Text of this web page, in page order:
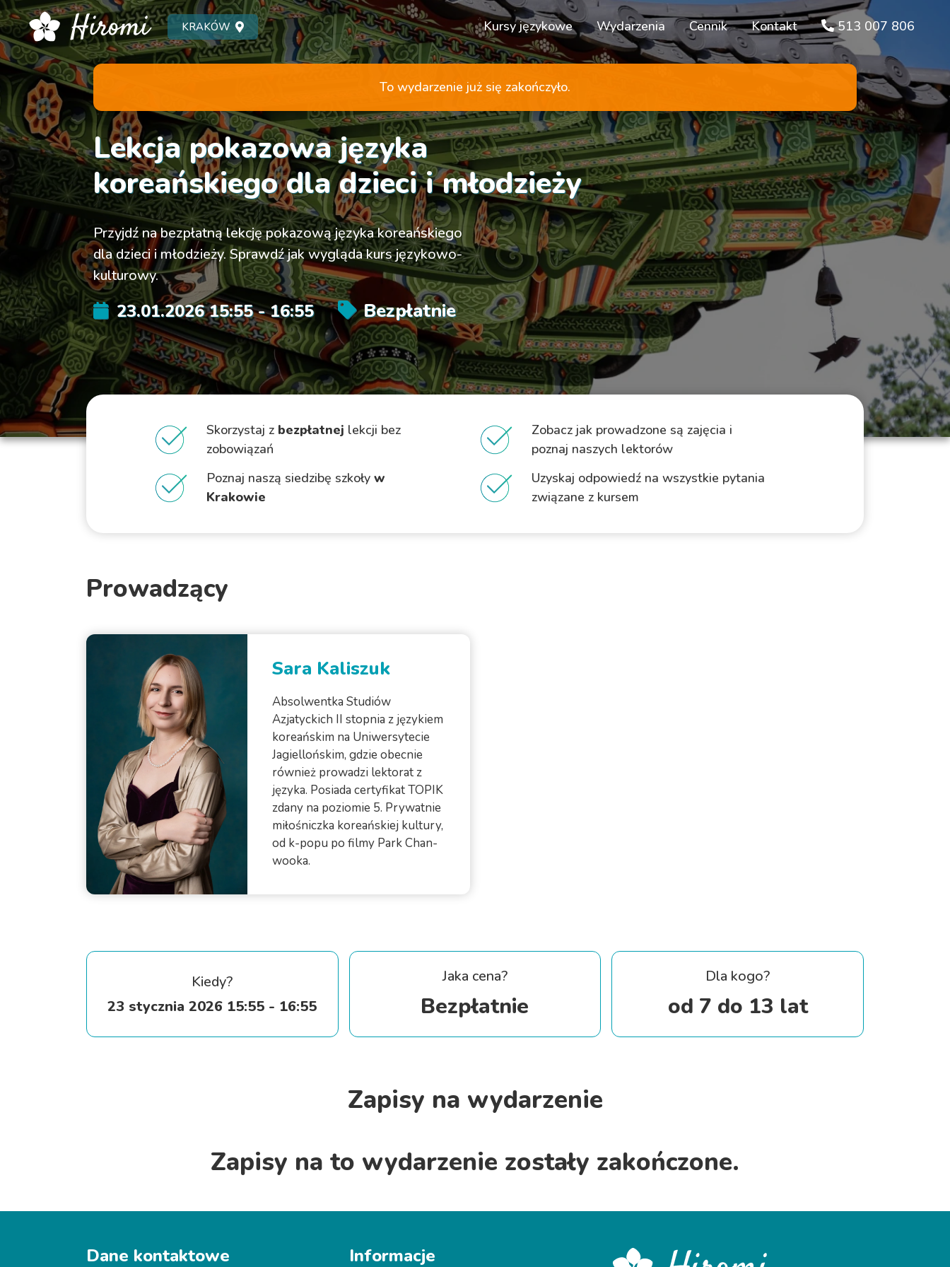
KRAKÓW Kursy językowe Wydarzenia Cennik Kontakt 513 007 806
To wydarzenie już się zakończyło.
Lekcja pokazowa języka
koreańskiego dla dzieci i młodzieży
Przyjdź na bezpłatną lekcję pokazową języka koreańskiego
dla dzieci i młodzieży. Sprawdź jak wygląda kurs językowo-
kulturowy.
23.01.2026 15:55 - 16:55 Bezpłatnie
Skorzystaj z bezpłatnej lekcji bez
zobowiązań
Zobacz jak prowadzone są zajęcia i
poznaj naszych lektorów
Poznaj naszą siedzibę szkoły w
Krakowie
Uzyskaj odpowiedź na wszystkie pytania
związane z kursem
Prowadzący
Sara Kaliszuk
Absolwentka Studiów
Azjatyckich II stopnia z językiem
koreańskim na Uniwersytecie
Jagiellońskim, gdzie obecnie
również prowadzi lektorat z
języka. Posiada certyfikat TOPIK
zdany na poziomie 5. Prywatnie
miłośniczka koreańskiej kultury,
od k-popu po filmy Park Chan-
wooka.
Kiedy?
23 stycznia 2026 15:55 - 16:55
Jaka cena?
Bezpłatnie
Dla kogo?
od 7 do 13 lat
Zapisy na wydarzenie
Zapisy na to wydarzenie zostały zakończone.
Dane kontaktowe Informacje